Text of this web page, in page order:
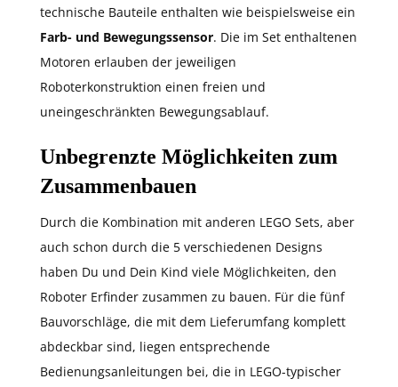
technische Bauteile enthalten wie beispielsweise ein
Farb- und Bewegungssensor. Die im Set enthaltenen
Motoren erlauben der jeweiligen
Roboterkonstruktion einen freien und
uneingeschränkten Bewegungsablauf.
Unbegrenzte Möglichkeiten zum
Zusammenbauen
Durch die Kombination mit anderen LEGO Sets, aber
auch schon durch die 5 verschiedenen Designs
haben Du und Dein Kind viele Möglichkeiten, den
Roboter Erfinder zusammen zu bauen. Für die fünf
Bauvorschläge, die mit dem Lieferumfang komplett
abdeckbar sind, liegen entsprechende
Bedienungsanleitungen bei, die in LEGO-typischer